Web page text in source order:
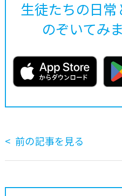
生徒たちの日常
のぞいてみ
前の記事を見る